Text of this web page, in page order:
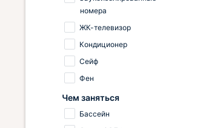
номера
ЖК-телевизор
Кондиционер
Сейф
Фен
Чем заняться
Бассейн